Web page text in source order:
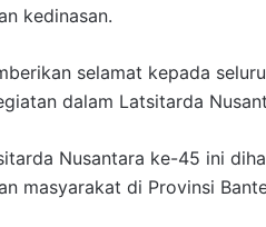
kedinasan.
selamat kepada
dalam Latsitarda
Nusantara ke-45 ini
masyarakat di Provinsi